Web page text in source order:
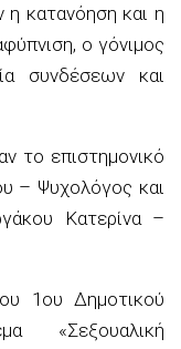
κατανόηση και η
ο γόνιμος
συνδέσεων και
το επιστημονικό
– Ψυχολόγος και
Κατερίνα –
1ου Δημοτικού
«Σεξουαλική